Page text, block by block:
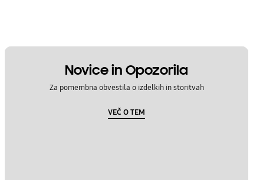
Novice in Opozorila
Za pomembna obvestila o izdelkih in storitvah
VEČ O TEM